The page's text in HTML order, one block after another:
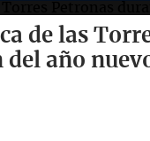
de las
año